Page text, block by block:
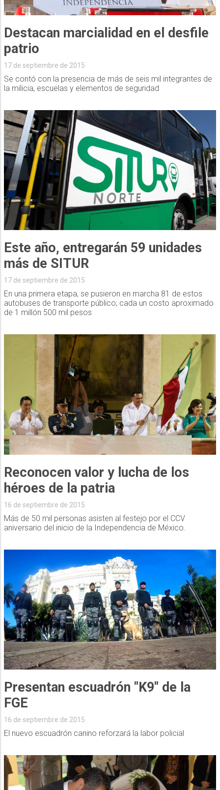
Destacan marcialidad en el desfile
patrio
17 de septiembre de 2015
Se contó con la presencia de más de seis mil integrantes de
la milicia, escuelas y elementos de seguridad
Este año, entregarán 59 unidades
más de SITUR
17 de septiembre de 2015
En una primera etapa, se pusieron en marcha 81 de estos
autobuses de transporte público; cada un costo aproximado
de 1 millón 500 mil pesos
Reconocen valor y lucha de los
héroes de la patria
16 de septiembre de 2015
Más de 50 mil personas asisten al festejo por el CCV
aniversario del inicio de la Independencia de México.
Presentan escuadrón "K9" de la
FGE
16 de septiembre de 2015
El nuevo escuadrón canino reforzará la labor policial